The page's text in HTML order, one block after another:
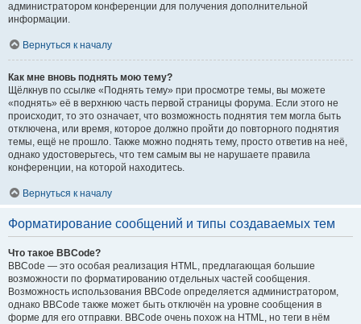
администратором конференции для получения дополнительной
информации.
Вернуться к началу
Как мне вновь поднять мою тему?
Щёлкнув по ссылке «Поднять тему» при просмотре темы, вы можете
«поднять» её в верхнюю часть первой страницы форума. Если этого не
происходит, то это означает, что возможность поднятия тем могла быть
отключена, или время, которое должно пройти до повторного поднятия
темы, ещё не прошло. Также можно поднять тему, просто ответив на неё,
однако удостоверьтесь, что тем самым вы не нарушаете правила
конференции, на которой находитесь.
Вернуться к началу
Форматирование сообщений и типы создаваемых тем
Что такое BBCode?
BBCode — это особая реализация HTML, предлагающая большие
возможности по форматированию отдельных частей сообщения.
Возможность использования BBCode определяется администратором,
однако BBCode также может быть отключён на уровне сообщения в
форме для его отправки. BBCode очень похож на HTML, но теги в нём